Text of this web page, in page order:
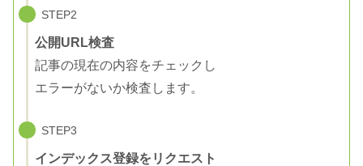
STEP2
公開URL検査
記事の現在の内容をチェックし
エラーがないか検査します。
STEP3
インデックス登録をリクエスト